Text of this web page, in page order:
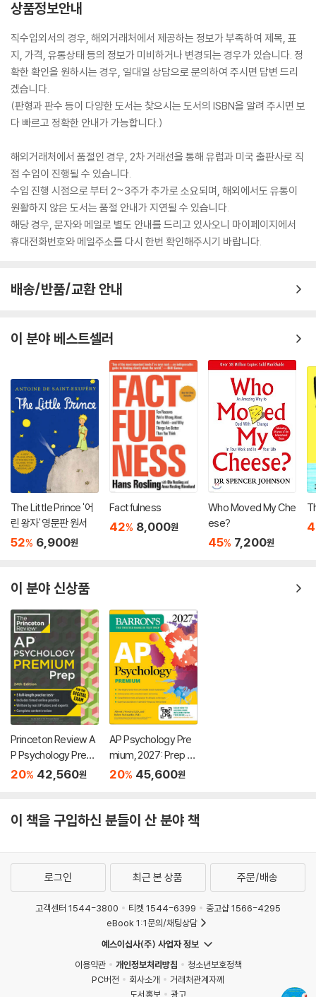
상품정보안내
직수입외서의 경우, 해외거래처에서 제공하는 정보가 부족하여 제목, 표
지, 가격, 유통상태 등의 정보가 미비하거나 변경되는 경우가 있습니다. 정
확한 확인을 원하시는 경우, 일대일 상담으로 문의하여 주시면 답변 드리
겠습니다.
(판형과 판수 등이 다양한 도서는 찾으시는 도서의 ISBN을 알려 주시면 보
다 빠르고 정확한 안내가 가능합니다.)
해외거래처에서 품절인 경우, 2차 거래선을 통해 유럽과 미국 출판사로 직
접 수입이 진행될 수 있습니다.
수입 진행 시점으로 부터 2~3주가 추가로 소요되며, 해외에서도 유통이
원활하지 않은 도서는 품절 안내가 지연될 수 있습니다.
해당 경우, 문자와 메일로 별도 안내를 드리고 있사오니 마이페이지에서
휴대전화번호와 메일주소를 다시 한번 확인해주시기 바랍니다.
배송/반품/교환 안내
이 분야 베스트셀러
The Little Prince '어
린 왕자' 영문판 원서
52% 6,900원
Factfulness
42% 8,000원
Who Moved My Che
ese?
45% 7,200원
이 분야 신상품
Princeton Review A
P Psychology Premi
um Prep, 24th Editio
line + Content Revie
20% 42,560원
AP Psychology Pre
mium, 2027: Prep B
ook with 4 Practice
ne Practice
20% 45,600원
이 책을 구입하신 분들이 산 분야 책
로그인 최근 본 상품 주문/배송
고객센터 1544-3800 티켓 1544-6399
중고샵 1566-4295
eBook 1:1문의/채팅상담
예스이십사(주) 사업자 정보
이용약관
개인정보처리방침
청소년보호정책
PC버전
회사소개
거래처관계자께
도서홍보
광고